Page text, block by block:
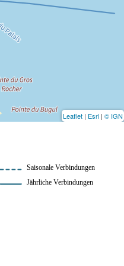
Leaflet | Esri | © IGN